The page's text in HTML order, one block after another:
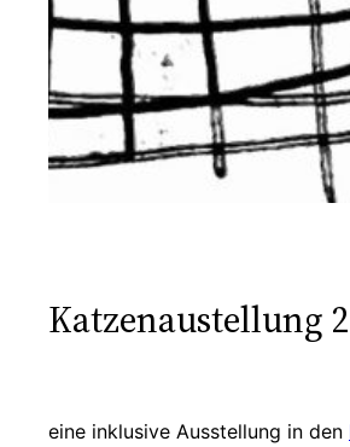
Katzenaustellung
eine inklusive Ausstellung in den